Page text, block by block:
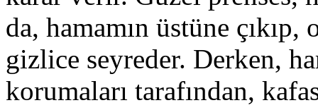
da, hamamın üstüne çıkıp,
gizlice seyreder. Derken,
korumaları tarafından,